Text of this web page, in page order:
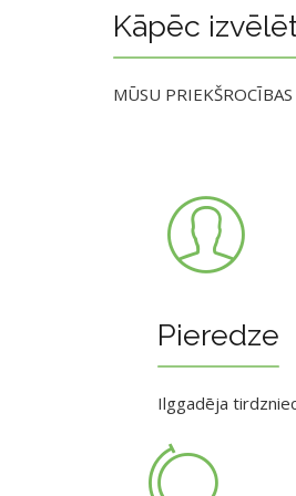
Kāpēc
MŪSU PRIEKŠROCĪBAS
Pieredze
Ilggadēja